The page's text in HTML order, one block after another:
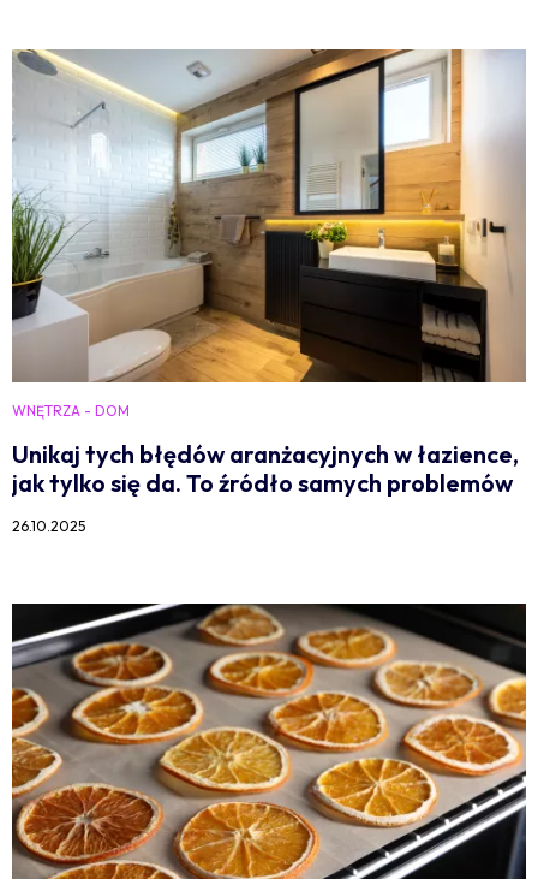
WNĘTRZA - DOM
Unikaj tych błędów aranżacyjnych w łazience,
jak tylko się da. To źródło samych problemów
26.10.2025